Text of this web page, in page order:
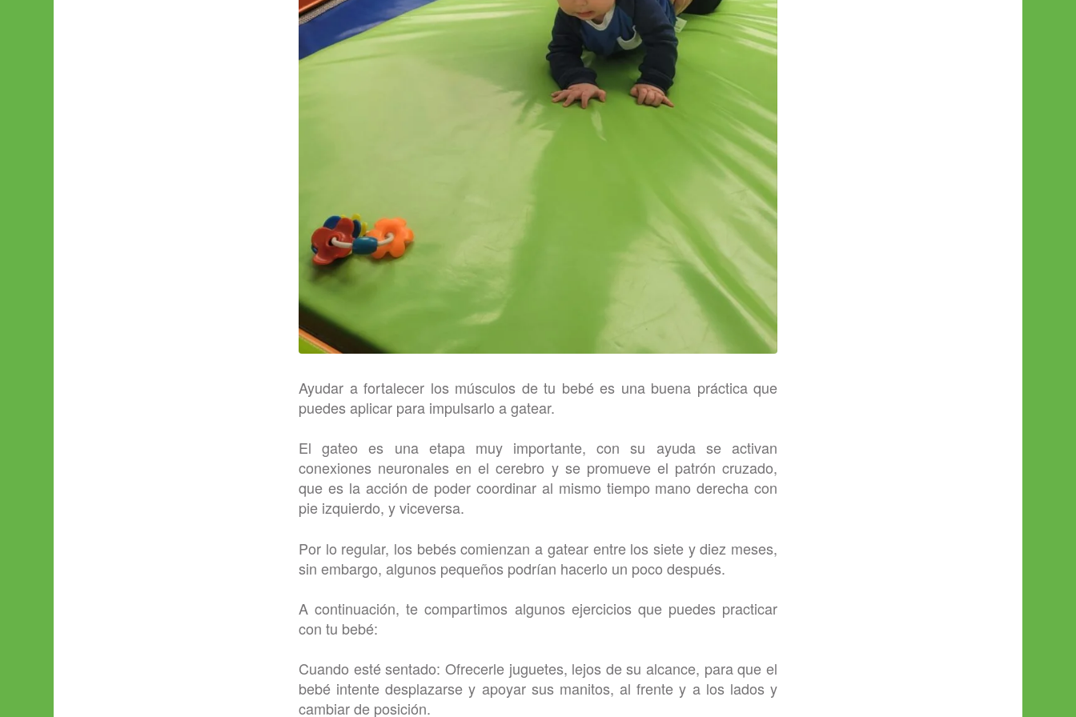
Ayudar a fortalecer los músculos de tu bebé es una buena práctica que
puedes aplicar para impulsarlo a gatear.
El gateo es una etapa muy importante, con su ayuda se activan
conexiones neuronales en el cerebro y se promueve el patrón cruzado,
que es la acción de poder coordinar al mismo tiempo mano derecha con
pie izquierdo, y viceversa.
Por lo regular, los bebés comienzan a gatear entre los siete y diez meses,
sin embargo, algunos pequeños podrían hacerlo un poco después.
A continuación, te compartimos algunos ejercicios que puedes practicar
con tu bebé:
Cuando esté sentado: Ofrecerle juguetes, lejos de su alcance, para que el
bebé intente desplazarse y apoyar sus manitos, al frente y a los lados y
cambiar de posición.